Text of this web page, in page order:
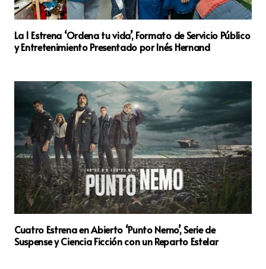
La 1 Estrena ‘Ordena tu vida’, Formato de Servicio Público
y Entretenimiento Presentado por Inés Hernand
Cuatro Estrena en Abierto ‘Punto Nemo’, Serie de
Suspense y Ciencia Ficción con un Reparto Estelar